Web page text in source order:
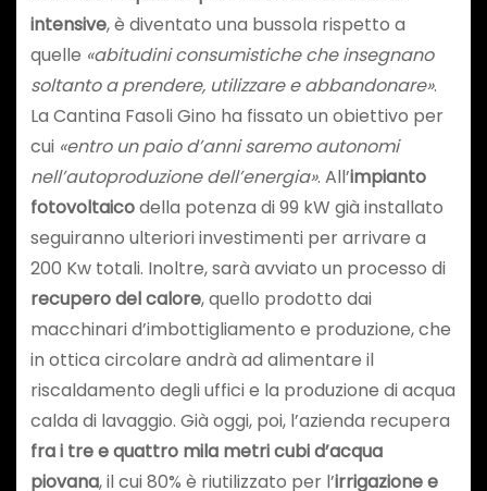
intensive, è diventato una bussola rispetto a
quelle «abitudini consumistiche che insegnano
soltanto a prendere, utilizzare e abbandonare».
La Cantina Fasoli Gino ha fissato un obiettivo per
cui «entro un paio d’anni saremo autonomi
nell’autoproduzione dell’energia». All’impianto
fotovoltaicodella potenza di 99 kW già installato
seguiranno ulteriori investimenti per arrivare a
200 Kw totali. Inoltre, sarà avviato un processo di
recupero del calore, quello prodotto dai
macchinari d’imbottigliamento e produzione, che
in ottica circolare andrà ad alimentare il
riscaldamento degli uffici e la produzione di acqua
calda di lavaggio. Già oggi, poi, l’azienda recupera
fra i tre e quattro mila metri cubi d’acqua
piovana, il cui 80% è riutilizzato per l’irrigazione e